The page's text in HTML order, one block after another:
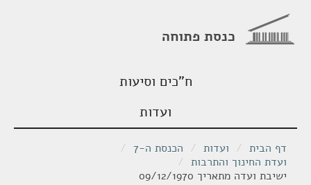
כנסת פתוחה
ח"כים וסיעות
ועדות
דף הבית / ועדות / הכנסת ה-7
/
ועדת החינוך והתרבות /
ישיבת ועדה מתאריך 09/12/1970